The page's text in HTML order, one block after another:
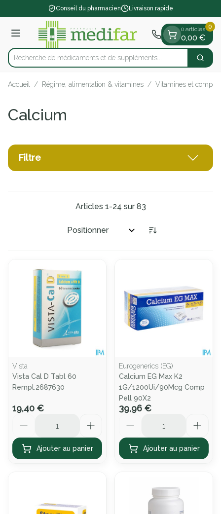
Aller au contenu
1 de 1Conseil du pharmacien Livraison rapide
Menu
Rechercher
Recherche de médicaments et de suppléme
0 articles
0,00 €
0
Accueil / Régime, alimentation & vitamines / Vitamines et
Calcium
Filtre
Articles 1-24 sur83
Trier par:
Vista
Vista Cal D Tabl 60
Rempl.2687630
19,40 €
Ajouter au panier
Eurogenerics (EG)
Calcium EG Max K2
1G/1200Ui/90Mcg Comp
Pell 90X2
39,96 €
Ajouter au panier